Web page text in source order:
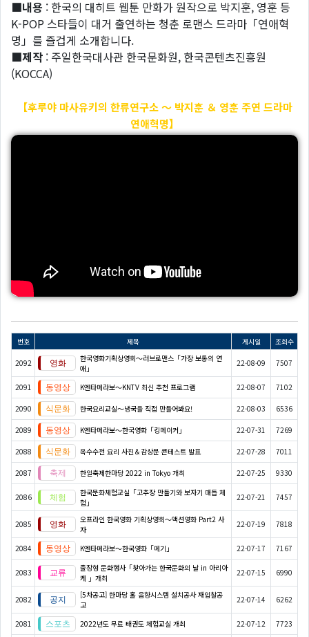
■내용 : 한국의 대히트 웹툰 만화가 원작으로 박지훈, 영훈 등
K-POP 스타들이 대거 출연하는 청춘 로맨스 드라마「연애혁
명」를 즐겁게 소개합니다.
■제작 : 주일한국대사관 한국문화원, 한국콘텐츠진흥원
(KOCCA)
【후루야 마사유키의 한류연구소 〜 박지훈 ＆ 영훈 주연 드라마
연애혁명】
번호 제목 게시일 조회수
2092
한국영화기획상영회～러브로맨스「가장 보통의 연
애」
22-08-09 7507
2091 K엔타메라보～KNTV 최신 추천 프로그램 22-08-07 7102
2090 한국요리교실〜냉국을 직접 만들어봐요! 22-08-03 6536
2089 K엔타메라보～한국영화「킹메이커」 22-07-31 7269
2088 옥수수전 요리 사진＆감상문 콘테스트 발표 22-07-28 7011
2087 한일축제한마당 2022 in Tokyo 개최 22-07-25 9330
2086
한국문화체험교실「고추장 만들기와 보자기 매듭 체
험」
22-07-21 7457
2085
오프라인 한국영화 기획상영회～액션영화 Part2 사
자
22-07-19 7818
2084 K엔타메라보～한국영화「메기」 22-07-17 7167
2083
출장형 문화행사「찾아가는 한국문화의 날 in 아리아
케 」개최
22-07-15 6990
2082
[5차공고] 한마당 홀 음향시스템 설치공사 재입찰공
고
22-07-14 6262
2081 2022년도 무료 태권도 체험교실 개최 22-07-12 7723